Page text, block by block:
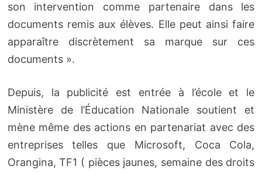
son intervention comme partenaire dans les
documents remis aux élèves. Elle peut ainsi faire
apparaître discrètement sa marque sur ces
documents ».
Depuis, la publicité est entrée à l’école et le
Ministère de l’Éducation Nationale soutient et
mène même des actions en partenariat avec des
entreprises telles que Microsoft, Coca Cola,
Orangina, TF1 ( pièces jaunes, semaine des droits